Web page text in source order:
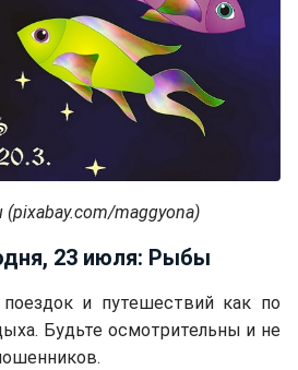
maggyona)
23 июля: Рыбы
и путешествий как по
Будьте осмотрительны и не